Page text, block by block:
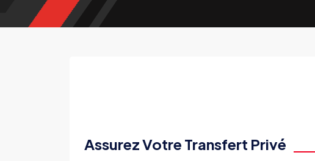
Assurez Votre Transfert Privé